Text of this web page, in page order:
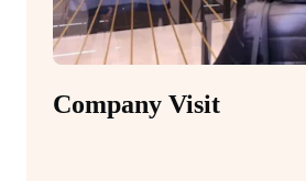
Company Visit